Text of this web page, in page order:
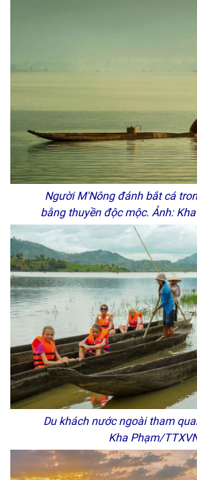
Người M'Nông đánh bắt cá
bằng thuyền độc mộc. Ảnh:
Du khách nước ngoài tham
Kha Phạm/